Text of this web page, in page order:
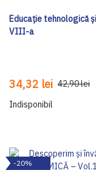
Educație tehnologică
VIII-a
34,32 lei 42,90 lei
Indisponibil
-20%